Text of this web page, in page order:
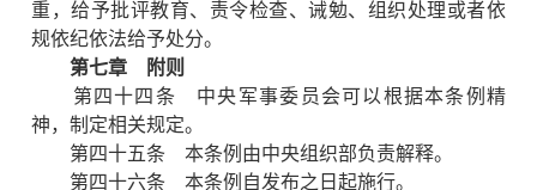
重，给予批评教育、责令检查、诫勉、组织处理或者依
规依纪依法给予处分。
第七章 附则
第四十四条 中央军事委员会可以根据本条例精
神，制定相关规定。
第四十五条 本条例由中央组织部负责解释。
第四十六条 本条例自发布之日起施行。